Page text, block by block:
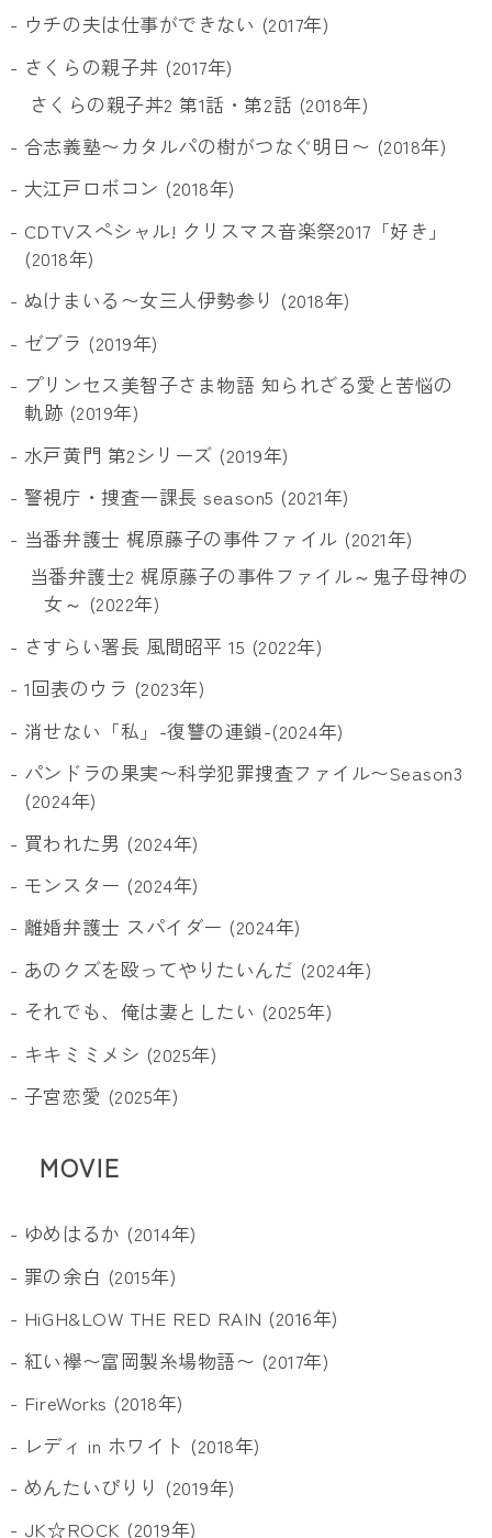
- ウチの夫は仕事ができない (2017年)
- さくらの親子丼 (2017年)
さくらの親子丼2 第1話・第2話 (2018年)
- 合志義塾〜カタルパの樹がつなぐ明日〜 (2018年)
- 大江戸ロボコン (2018年)
- CDTVスペシャル! クリスマス音楽祭2017「好き」
(2018年)
- ぬけまいる〜女三人伊勢参り (2018年)
- ゼブラ (2019年)
- プリンセス美智子さま物語 知られざる愛と苦悩の
軌跡 (2019年)
- 水戸黄門 第2シリーズ (2019年)
- 警視庁・捜査一課長 season5 (2021年)
- 当番弁護士 梶原藤子の事件ファイル (2021年)
当番弁護士2 梶原藤子の事件ファイル～鬼子母神の
女～ (2022年)
- さすらい署長 風間昭平 15 (2022年)
- 1回表のウラ (2023年)
- 消せない「私」-復讐の連鎖-(2024年)
- パンドラの果実〜科学犯罪捜査ファイル〜Season3
(2024年)
- 買われた男 (2024年)
- モンスター (2024年)
- 離婚弁護士 スパイダー (2024年)
- あのクズを殴ってやりたいんだ (2024年)
- それでも、俺は妻としたい (2025年)
- キキミミメシ (2025年)
- 子宮恋愛 (2025年)
MOVIE
- ゆめはるか (2014年)
- 罪の余白 (2015年)
- HiGH&LOW THE RED RAIN (2016年)
- 紅い襷〜富岡製糸場物語〜 (2017年)
- FireWorks (2018年)
- レディ in ホワイト (2018年)
- めんたいぴりり (2019年)
- JK☆ROCK (2019年)